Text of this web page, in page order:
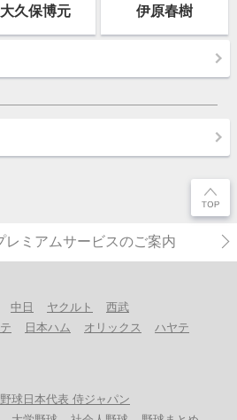
大久保博元 伊原春樹
レミアムサービスのご案内
中日 ヤクルト
西武
日本ハム オリックス
ハヤテ
野球日本代表 侍ジャパン